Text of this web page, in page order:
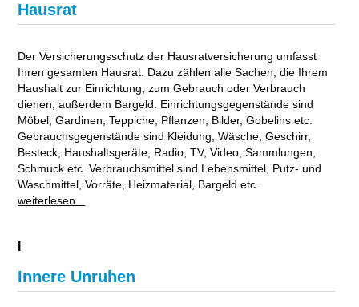
Hausrat
Der Versicherungsschutz der Hausratversicherung umfasst
Ihren gesamten Hausrat. Dazu zählen alle Sachen, die Ihrem
Haushalt zur Einrichtung, zum Gebrauch oder Verbrauch
dienen; außerdem Bargeld. Einrichtungsgegenstände sind
Möbel, Gardinen, Teppiche, Pflanzen, Bilder, Gobelins etc.
Gebrauchsgegenstände sind Kleidung, Wäsche, Geschirr,
Besteck, Haushaltsgeräte, Radio, TV, Video, Sammlungen,
Schmuck etc. Verbrauchsmittel sind Lebensmittel, Putz- und
Waschmittel, Vorräte, Heizmaterial, Bargeld etc.
weiterlesen...
Innere Unruhen